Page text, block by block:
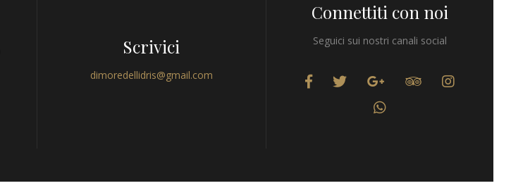
Scrivici
dimoredellidris@gmail.com
Connettiti con noi
Seguici sui nostri canali social